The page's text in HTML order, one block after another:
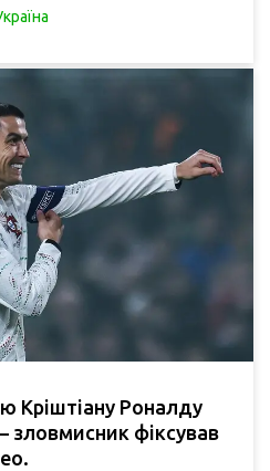
Кріштіану Роналду
зловмисник фіксував